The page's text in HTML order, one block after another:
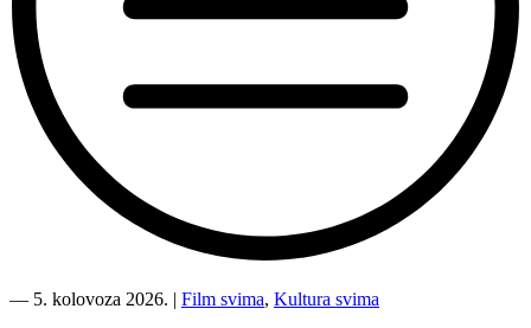
Mediteran
― 5. kolovoza 2026. | Film svima, Kultura svima